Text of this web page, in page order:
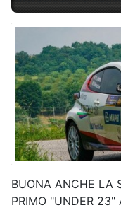
BUONA ANCHE LA
PRIMO "UNDER